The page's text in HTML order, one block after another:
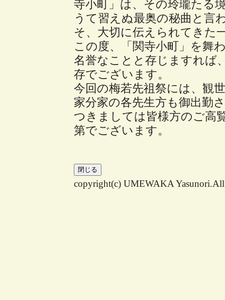
寺小町」は、その玲瓏たる
うて習えぬ最奥の秘曲と言
そ、大切に伝えられてきた
この度、「関寺小町」を舞
名誉なことと存じますれば
存でございます。
今回の梅若先祖祭には、観
家分家の各先生方も御出勤
つきましては皆様方のご高
第でございます。
copyright(c) UMEWAKA Yasunori.All